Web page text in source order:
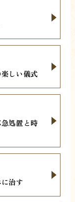
しい儀式
処置と時
治す